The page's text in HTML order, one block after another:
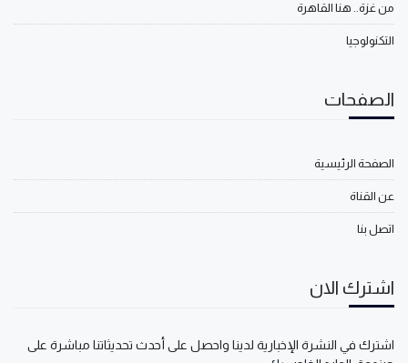
من غزة.. هنا القاهرة
التكنولوجيا
الصفحات
الصفحة الرئيسية
عن القناة
اتصل بنا
اشترك الان
اشترك في النشرة الإخبارية لدينا واحصل على أحدث تحديثاتنا مباشرة على